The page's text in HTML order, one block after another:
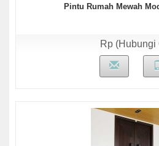
Pintu Rumah Mewah
Rp (Hubungi